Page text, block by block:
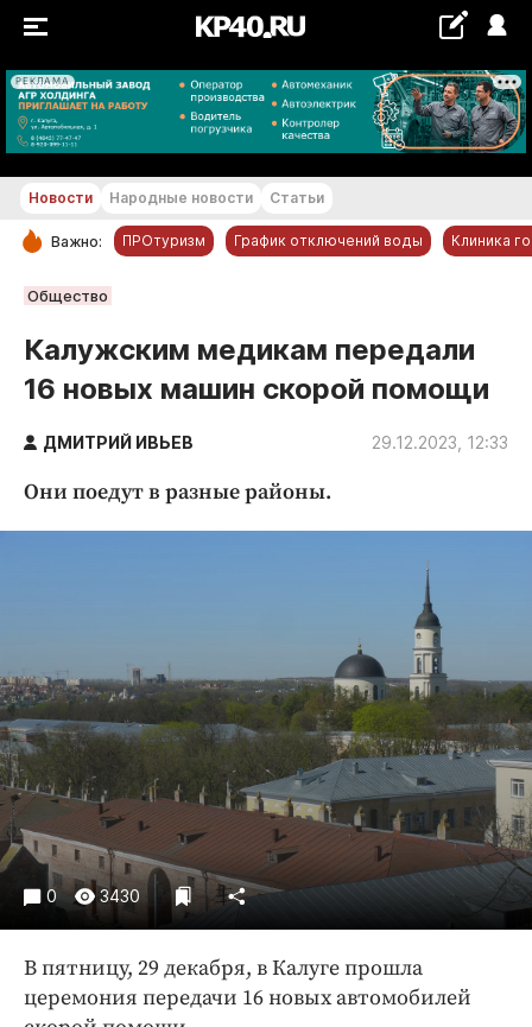
РЕКЛАМА
+17...+18 °С
РУБРИКИ
Новости компаний
Статьи
Народные новости
Благоустройство
Общество
Погода
Праздники
Происшествия
Спорт
Экономика и бизнес
ПРОЕКТЫ
Блоги
Издания
Новости Народные новости Статьи
Важно: ПРОтуризм График отключений воды Клиника
Общество
Калужским медикам передали
16 новых машин скорой помощи
ДМИТРИЙ ИВЬЕВ 29.12.2023, 12:33
Они поедут в разные районы.
0 3430
В пятницу, 29 декабря, в Калуге прошла
церемония передачи 16 новых автомобилей